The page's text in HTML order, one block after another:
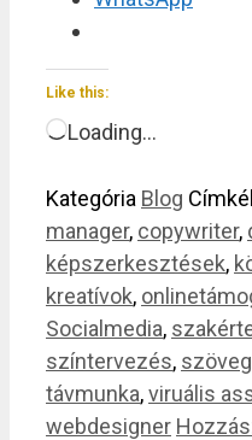
Like this:
Loading…
Kategória Blog
manager, copywriter,
képszerkesztések,
kreatívok,
Socialmedia,
színtervezés,
távmunka,viruális
webdesigner